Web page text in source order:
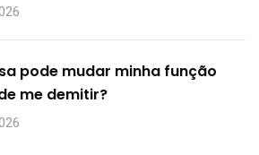
pode mudar minha função
me demitir?